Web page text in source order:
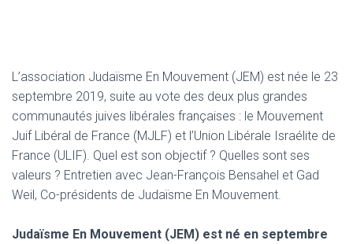
L’association Judaïsme En Mouvement (JEM) est née le 23
septembre 2019, suite au vote des deux plus grandes
communautés juives libérales françaises : le Mouvement
Juif Libéral de France (MJLF) et l’Union Libérale Israélite de
France (ULIF). Quel est son objectif ? Quelles sont ses
valeurs ? Entretien avec Jean-François Bensahel et Gad
Weil, Co-présidents de Judaïsme En Mouvement.
Judaïsme En Mouvement (JEM) est né en septembre